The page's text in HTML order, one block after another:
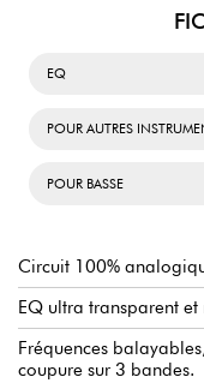
EQ
POUR AUTRES
POUR BASSE
Circuit 100%
EQ ultra transparent et
Fréquences
coupure sur 3 bandes.